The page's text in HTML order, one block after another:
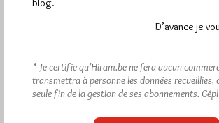
D’avance je
* Je certifie qu’Hiram.be ne fera aucun
transmettra à personne les données recueillies,
seule fin de la gestion de ses abonnements.